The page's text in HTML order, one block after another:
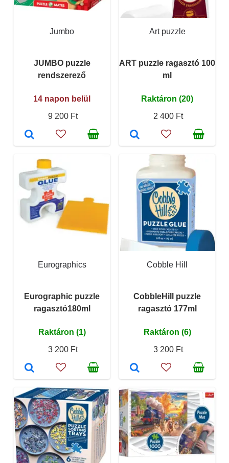
Jumbo
JUMBO puzzle
rendszerező
14 napon belül
9 200 Ft
Art puzzle
ART puzzle ragasztó 100
ml
Raktáron (20)
2 400 Ft
Eurographics
Eurographic puzzle
ragasztó180ml
Raktáron (1)
3 200 Ft
Cobble Hill
CobbleHill puzzle
ragasztó 177ml
Raktáron (6)
3 200 Ft